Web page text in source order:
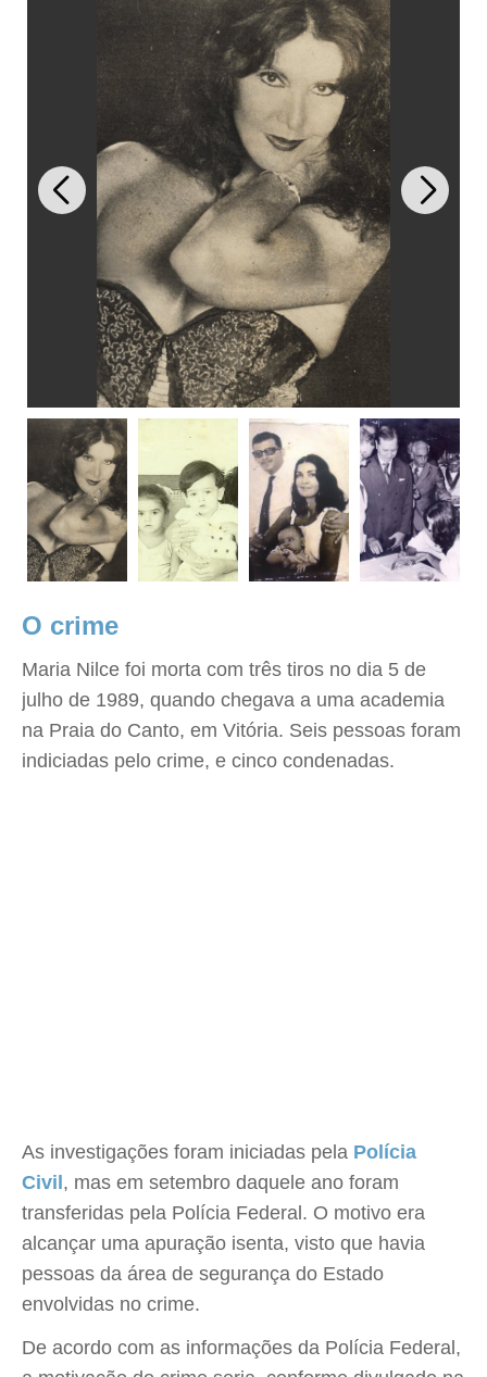
O crime
Maria Nilce foi morta com três tiros no dia 5 de
julho de 1989, quando chegava a uma academia
na Praia do Canto, em Vitória. Seis pessoas foram
indiciadas pelo crime, e cinco condenadas.
As investigações foram iniciadas pela Polícia
Civil, mas em setembro daquele ano foram
transferidas pela Polícia Federal. O motivo era
alcançar uma apuração isenta, visto que havia
pessoas da área de segurança do Estado
envolvidas no crime.
De acordo com as informações da Polícia Federal,